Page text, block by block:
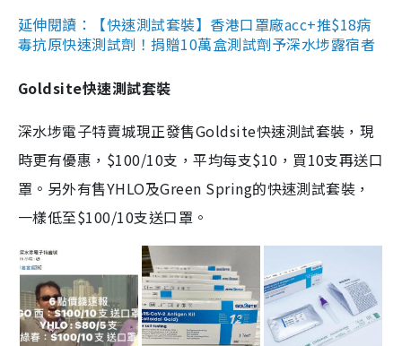
延伸閱讀：【快速測試套裝】香港口罩廠acc+推$18病
毒抗原快速測試劑！捐贈10萬盒測試劑予深水埗露宿者
Goldsite快速測試套裝
深水埗電子特賣城現正發售Goldsite快速測試套裝，現
時更有優惠，$100/10支，平均每支$10，買10支再送口
罩。另外有售YHLO及Green Spring的快速測試套裝，
一樣低至$100/10支送口罩。